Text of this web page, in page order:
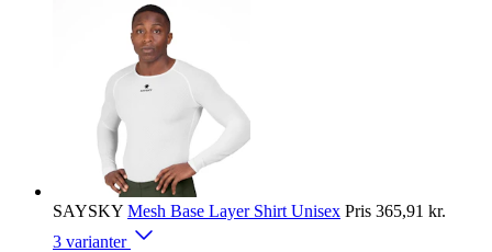
SAYSKY Mesh Base Layer Shirt Unisex Pris 365,91 kr.
3 varianter